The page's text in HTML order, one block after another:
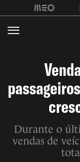
Durante o
vendas de